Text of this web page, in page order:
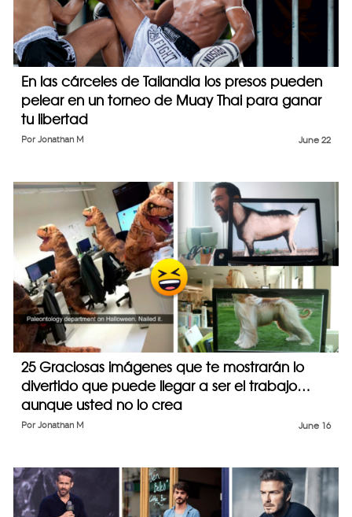
En las cárceles de Tailandia los presos pueden
pelear en un torneo de Muay Thai para ganar
tu libertad
June 22
Por Jonathan M
25 Graciosas imágenes que te mostrarán lo
divertido que puede llegar a ser el trabajo…
aunque usted no lo crea
June 16
Por Jonathan M